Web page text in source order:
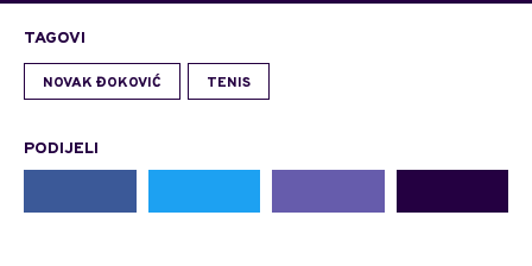
TAGOVI
NOVAK ĐOKOVIĆ TENIS
PODIJELI